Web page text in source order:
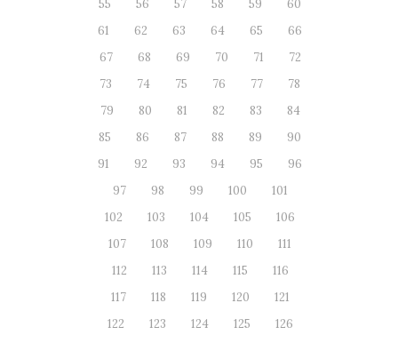
55
56 57 58 59
60
61
62 63 64 65
66
67
68 69 70 71
72
73
74 75 76 77
78
79
80 81 82 83
84
85
86 87 88 89
90
91
92 93 94 95
96
97
98 99 100
101
102
103 104 105
106
107
108 109 110
111
112
113 114 115
116
117
118 119 120
121
122
123 124 125
126